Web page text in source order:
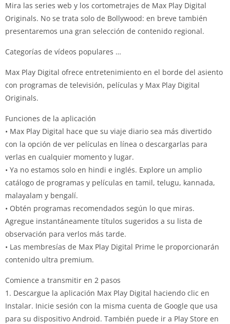
Mira las series web y los cortometrajes de Max Play Digital
Originals. No se trata solo de Bollywood: en breve también
presentaremos una gran selección de contenido regional.
Categorías de vídeos populares …
Max Play Digital ofrece entretenimiento en el borde del asiento
con programas de televisión, películas y Max Play Digital
Originals.
Funciones de la aplicación
• Max Play Digital hace que su viaje diario sea más divertido
con la opción de ver películas en línea o descargarlas para
verlas en cualquier momento y lugar.
• Ya no estamos solo en hindi e inglés. Explore un amplio
catálogo de programas y películas en tamil, telugu, kannada,
malayalam y bengalí.
• Obtén programas recomendados según lo que miras.
Agregue instantáneamente títulos sugeridos a su lista de
observación para verlos más tarde.
• Las membresías de Max Play Digital Prime le proporcionarán
contenido ultra premium.
Comience a transmitir en 2 pasos
1. Descargue la aplicación Max Play Digital haciendo clic en
Instalar. Inicie sesión con la misma cuenta de Google que usa
para su dispositivo Android. También puede ir a Play Store en